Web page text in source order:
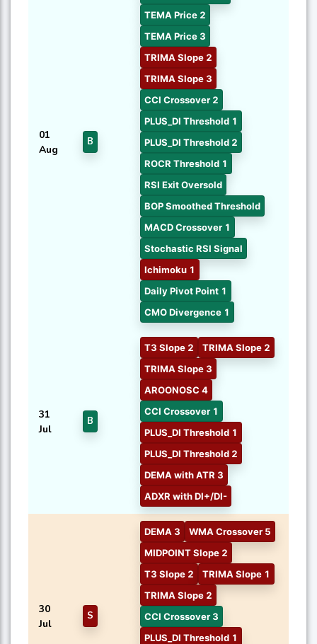
01
Aug
B
TEMA Price 2
TEMA Price 3
TRIMA Slope 2
TRIMA Slope 3
CCI Crossover 2
PLUS_DI Threshold 1
PLUS_DI Threshold 2
ROCR Threshold 1
RSI Exit Oversold
BOP Smoothed Threshold
MACD Crossover 1
Stochastic RSI Signal
Ichimoku 1
Daily Pivot Point 1
CMO Divergence 1
31
Jul
B
T3 Slope 2
TRIMA Slope 2
TRIMA Slope 3
AROONOSC 4
CCI Crossover 1
PLUS_DI Threshold 1
PLUS_DI Threshold 2
DEMA with ATR 3
ADXR with DI+/DI-
30
Jul
S
DEMA 3
WMA Crossover 5
MIDPOINT Slope 2
T3 Slope 2
TRIMA Slope 1
TRIMA Slope 2
CCI Crossover 3
PLUS_DI Threshold 1